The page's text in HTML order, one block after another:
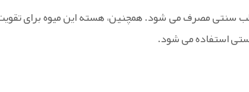
سنتی مصرف می شود. همچنین، هسته این میوه برای
استفاده می شود.